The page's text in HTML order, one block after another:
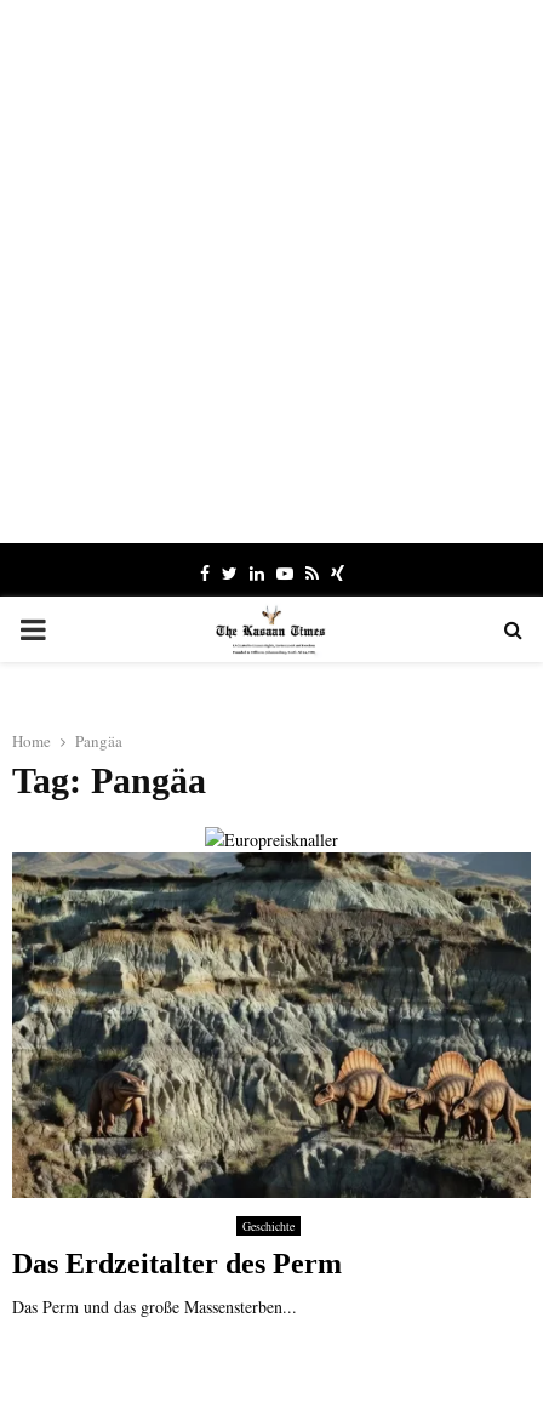
Facebook
TwitterLinkedinYoutube
RssXing
PRIMARY
Home Pangäa
Tag: Pangäa
Geschichte
Das Erdzeitalter des Perm
Das Perm und das große Massensterben...